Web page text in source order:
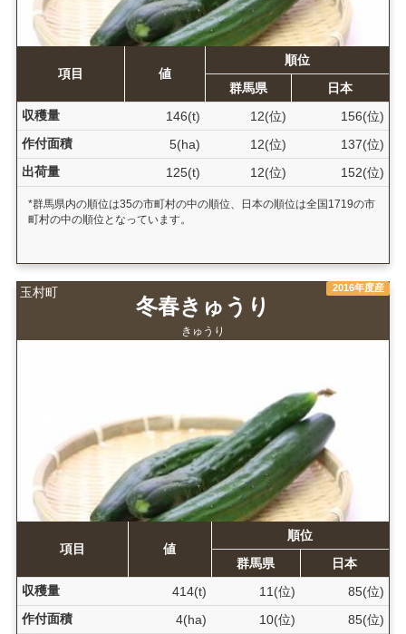
項目 値
順位
群馬県
日本
収穫量
146(t) 12(位)
156(位)
作付面積
5(ha) 12(位)
137(位)
出荷量
125(t) 12(位) 152(位)
*群馬県内の順位は35の市町村の中の順位、日本の順位は全国1719の市
町村の中の順位となっています。
玉村町 2016年度産
冬春きゅうり
きゅうり
項目 値
順位
群馬県
日本
収穫量
414(t) 11(位)
85(位)
作付面積
4(ha) 10(位)
85(位)